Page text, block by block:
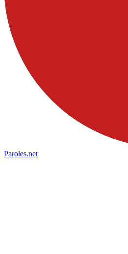
Paroles.net